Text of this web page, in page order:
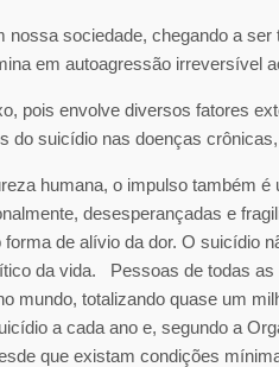
sociedade, chegando a
em autoagressão irreversível
pois envolve diversos fatores
do suicídio nas doenças
humana, o impulso também
desesperançadas e
de alívio da dor. O suicídio
da vida. Pessoas de todas
mundo, totalizando quase um
a cada ano e, segundo a
que existam condições